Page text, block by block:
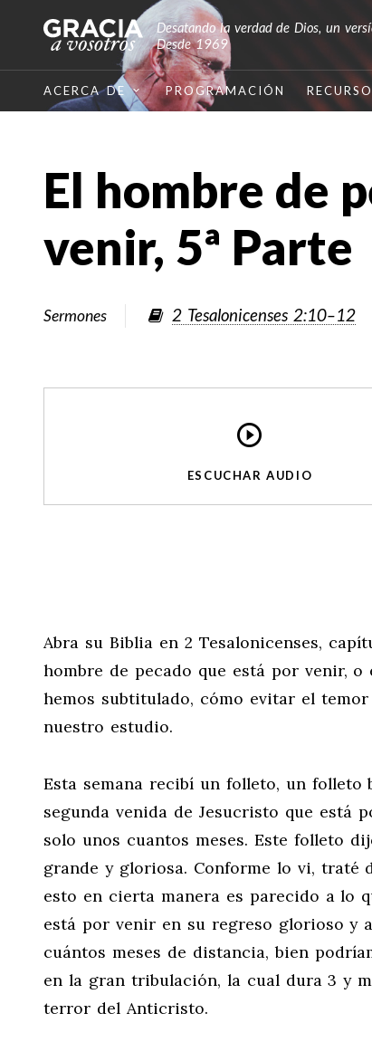
Desatando la verdad de Dios, un
Desde 1969
ACERCA DE PROGRAMACIÓN
El hombre de
venir, 5ª Parte
Sermones 2 Tesalonicenses 2:10–12
ESCUCHAR AUDIO
Abra su Biblia en 2 Tesalonicenses,
hombre de pecado que está por venir,
hemos subtitulado, cómo evitar el
nuestro estudio.
Esta semana recibí un folleto, un folleto
segunda venida de Jesucristo que está
solo unos cuantos meses. Este folleto
grande y gloriosa. Conforme lo vi, traté
esto en cierta manera es parecido a lo
está por venir en su regreso glorioso y
cuántos meses de distancia, bien
en la gran tribulación, la cual dura 3 y
terror del Anticristo.